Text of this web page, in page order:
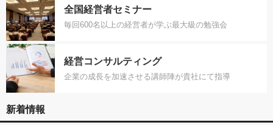
全国経営者セミナー
毎回600名以上の経営者が学ぶ最大級の勉強会
経営コンサルティング
企業の成長を加速させる講師陣が貴社にて指導
新着情報